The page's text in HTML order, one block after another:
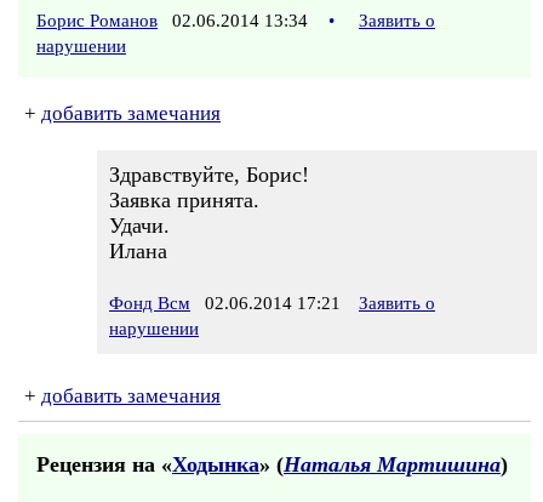
Борис Романов 02.06.2014 13:34 •
Заявить о
нарушении
+ добавить замечания
Здравствуйте, Борис!
Заявка принята.
Удачи.
Илана
Фонд Всм 02.06.2014 17:21
Заявить о
нарушении
+ добавить замечания
Рецензия на «Ходынка» (Наталья Мартишина)